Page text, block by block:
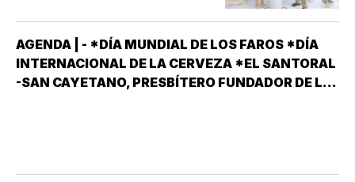
AGENDA | - *DÍA MUNDIAL DE LOS FAROS *DÍA
INTERNACIONAL DE LA CERVEZA *EL SANTORAL
-SAN CAYETANO, PRESBÍTERO FUNDADOR DE LA